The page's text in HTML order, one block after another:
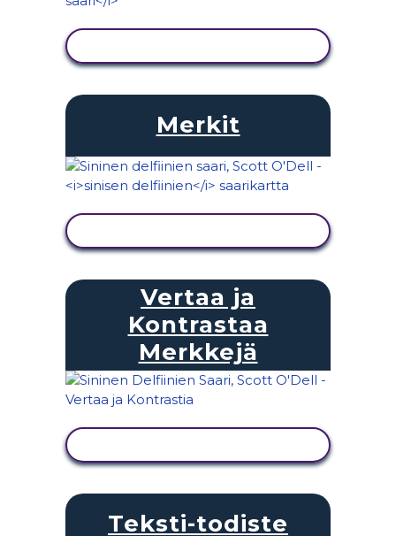
Merkit
Vertaa ja
Kontrastaa
Merkkejä
Teksti-todiste